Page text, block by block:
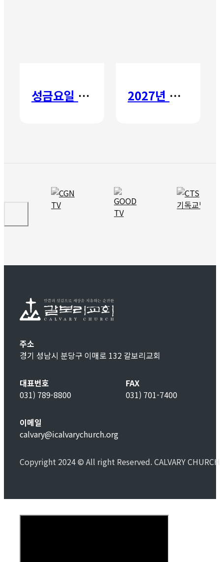
성금요일 칸타타 2027년 갈보리 어학원 유치부 신입생 모집
주소
경기 성남시 분당구 이매로 132 갈보리교회
대표번호
031) 789-8800
FAX
031) 701-7400
이메일
calvary@icalvarychurch.org
Copyright 2024 © All right Reserved. CALVARY CHURCH